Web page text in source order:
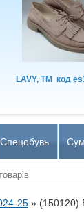
LAVY, TM код
Спецобувь
25» (150120)